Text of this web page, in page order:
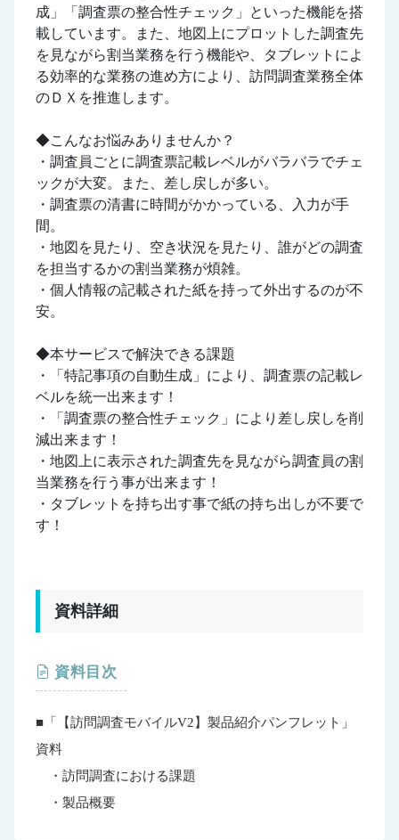
成」「調査票の整合性チェック」といった機能を搭
載しています。また、地図上にプロットした調査先
を見ながら割当業務を行う機能や、タブレットによ
る効率的な業務の進め方により、訪問調査業務全体
のＤＸを推進します。
◆こんなお悩みありませんか？
・調査員ごとに調査票記載レベルがバラバラでチェ
ックが大変。また、差し戻しが多い。
・調査票の清書に時間がかかっている、入力が手
間。
・地図を見たり、空き状況を見たり、誰がどの調査
を担当するかの割当業務が煩雑。
・個人情報の記載された紙を持って外出するのが不
安。
◆本サービスで解決できる課題
・「特記事項の自動生成」により、調査票の記載レ
ベルを統一出来ます！
・「調査票の整合性チェック」により差し戻しを削
減出来ます！
・地図上に表示された調査先を見ながら調査員の割
当業務を行う事が出来ます！
・タブレットを持ち出す事で紙の持ち出しが不要で
す！
資料詳細
資料目次
■「【訪問調査モバイルV2】製品紹介パンフレット」
資料
・訪問調査における課題
・製品概要